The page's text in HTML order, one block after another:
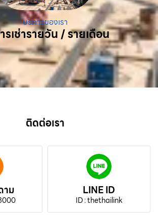
บริการของเรา
รเช่ารายวัน / รายเดือน
ติดต่อเรา
าม LINE ID
ID : thethailink